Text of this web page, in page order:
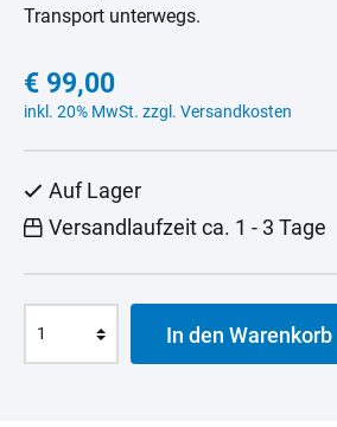
Transport unterwegs.
€ 99,00
inkl. 20% MwSt. zzgl. Versandkosten
Auf Lager
Versandlaufzeit ca. 1 - 3 Tage
In den Warenkorb